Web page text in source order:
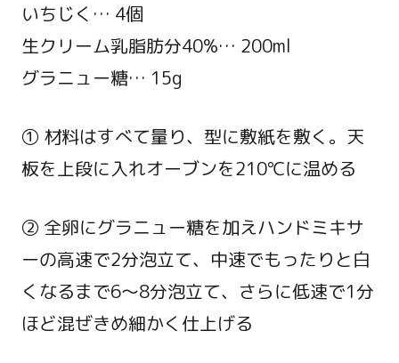
いちじく… 4個
生クリーム乳脂肪分40%… 200ml
グラニュー糖… 15g
① 材料はすべて量り、型に敷紙を敷く。天
板を上段に入れオーブンを210℃に温める
② 全卵にグラニュー糖を加えハンドミキサ
ーの高速で2分泡立て、中速でもったりと白
くなるまで6～8分泡立て、さらに低速で1分
ほど混ぜきめ細かく仕上げる